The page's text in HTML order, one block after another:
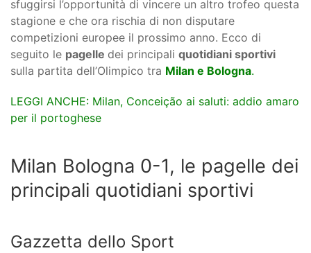
sfuggirsi l’opportunità di vincere un altro trofeo questa
stagione e che ora rischia di non disputare
competizioni europee il prossimo anno. Ecco di
seguito le pagelle dei principali quotidiani sportivi
sulla partita dell’Olimpico tra Milan e Bologna.
LEGGI ANCHE: Milan, Conceição ai saluti: addio amaro
per il portoghese
Milan Bologna 0-1, le pagelle dei
principali quotidiani sportivi
Gazzetta dello Sport